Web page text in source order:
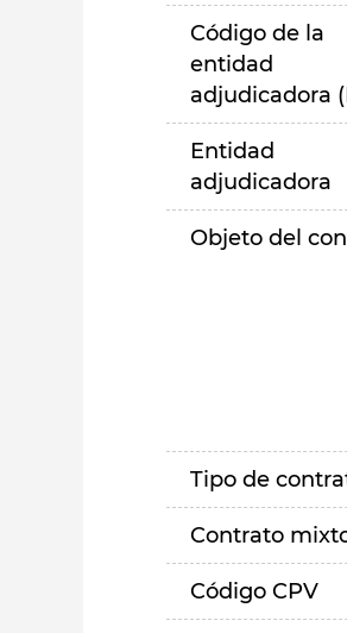
Código de la
entidad
adjudicadora
Entidad
adjudicadora
Objeto del
Tipo de
Contrato
Código CPV